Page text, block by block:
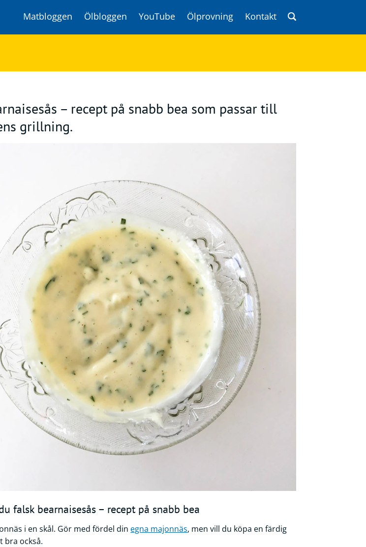
Matbloggen Ölbloggen YouTube Ölprovning
Kontakt
– recept på snabb bea som passar till
grillning.
falsk bearnaisesås – recept på snabb bea
i en skål. Gör med fördel din egna majonnäs, men vill du köpa en färdig
bra också.